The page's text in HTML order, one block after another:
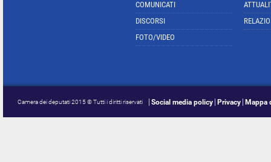
COMUNICATI
DISCORSI
FOTO/VIDEO
Camera dei deputati 2015 © Tutti i diritti riservati Social media policy Privacy Mappa